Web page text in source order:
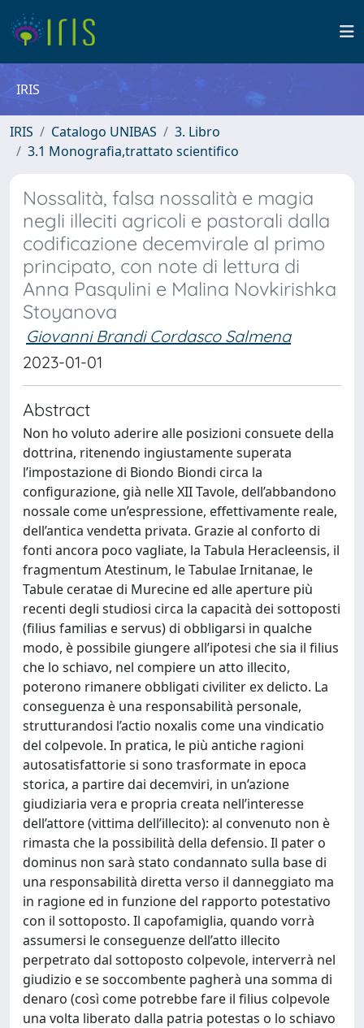
IRIS
IRIS Catalogo UNIBAS
3. Libro
3.1 Monografia,trattato scientifico
Nossalità, falsa nossalità e magia
negli illeciti agricoli e pastorali dalla
codificazione decemvirale al primo
principato, con note di lettura di
Anna Pasqulini e Malina Novkirishka
Stoyanova
Giovanni Brandi Cordasco Salmena
2023-01-01
Abstract
Non ho voluto aderire alle posizioni consuete della
dottrina, ritenendo ingiustamente superata
l’impostazione di Biondo Biondi circa la
configurazione, già nelle XII Tavole, dell’abbandono
nossale come un’espressione, effettivamente reale,
dell’antica vendetta privata. Grazie al conforto di
fonti ancora poco vagliate, la Tabula Heracleensis, il
fragmentum Atestinum, le Tabulae Irnitanae, le
Tabule ceratae di Murecine ed alle aperture più
recenti degli studiosi circa la capacità dei sottoposti
(filius familias e servus) di obbligarsi in qualche
modo, è possibile giungere all’ipotesi che sia il filius
che lo schiavo, nel compiere un atto illecito,
poterono rimanere obbligati civiliter ex delicto. La
conseguenza è una responsabilità personale,
strutturandosi l’actio noxalis come una vindicatio
del colpevole. In pratica, le più antiche ragioni
autosatisfattorie si sono trasformate in epoca
storica, a partire dai decemviri, in un’azione
giudiziaria vera e propria creata nell’interesse
dell’attore (vittima dell’illecito): al convenuto non è
rimasta che la possibilità della defensio. Il pater o
dominus non sarà stato condannato sulla base di
una responsabilità diretta verso il danneggiato ma
in ragione ed in funzione del rapporto potestativo
con il sottoposto. Il capofamiglia, quando vorrà
assumersi le conseguenze dell’atto illecito
perpetrato dal sottoposto colpevole, interverrà nel
giudizio e se soccombente pagherà una somma di
denaro (così come potrebbe fare il filius colpevole
una volta liberato dalla patria potestas o lo schiavo